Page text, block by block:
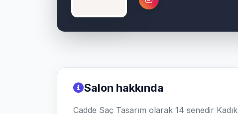
Salon hakkında
Cadde Saç Tasarım olarak 14 senedir